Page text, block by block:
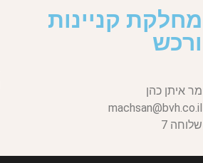
מחלקת קניינות
ורכש
מר איתן כהן
machsan@bvh.co.il
שלוחה 7